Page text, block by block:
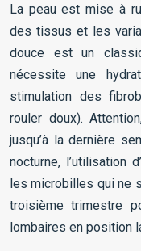
La peau est mise à
des tissus et les
douce est un
nécessite une
stimulation des
rouler doux).
jusqu’à la dernière
nocturne, l’utilisation
les microbilles qui ne
troisième trimestre
lombaires en position